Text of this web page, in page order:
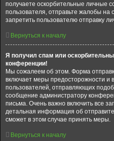
получаете оскорбительные личные
пользователя, отправьте жалобы
запретить пользователю отправку
Вернуться к началу
Я получил спам или
конференции!
Мы сожалеем об этом. Форма
включает меры предосторожности и
пользователей, отправляющих
сообщение администратору
письма. Очень важно включить все
детальная информация об
сможет в этом случае принять меры.
Вернуться к началу